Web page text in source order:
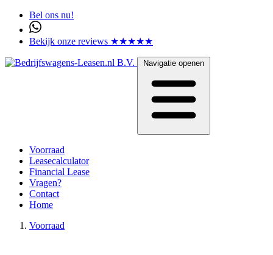
Bel ons nu!
Bekijk onze reviews ★★★★★
Navigatie openen
Voorraad
Leasecalculator
Financial Lease
Vragen?
Contact
Home
Voorraad